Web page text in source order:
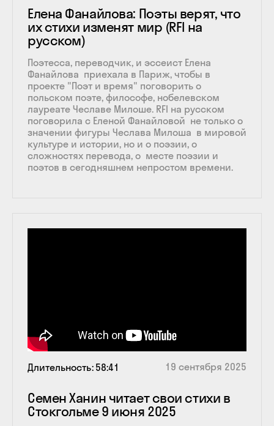
Елена Фанайлова: Поэты верят, что
их стихи изменят мир (RFI на
русском)
Поэтесса, переводчик, и эссеист Елена
Фанайлова приехала в Париж, чтобы в
проекте "Поэт и время" поговорить о
польском поэте, философе, нобелевском
лауреате Чеславе Милоше. RFI на русском
поговорила с Еленой Фанайловой не только о
значении фигуры Чеслава Милоша в мировой
культуре и истории, но и о поэзии, о
сложностях перевода, о месте поэзии и
поэтов в сегодняшнем непростом времени.
Длительность 58:41 19 сентября 2025
Семен Ханин читает свои стихи в
Стокгольме 9 июня 2025